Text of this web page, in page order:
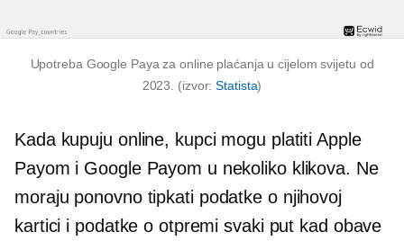
Upotreba Google Paya za online plaćanja u cijelom svijetu od
2023. (izvor:Statista)
Kada kupuju online, kupci mogu platiti Apple
Payom i Google Payom u nekoliko klikova. Ne
moraju ponovno tipkatipodatke o njihovoj
kartici i podatke o otpremi svaki put kad obave